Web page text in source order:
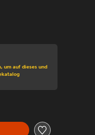
gegenüber dem
um auf dieses und